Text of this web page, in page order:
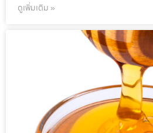
ดูเพิ่มเติม »